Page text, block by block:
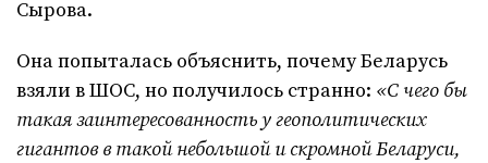
Сырова.
Она попыталась объяснить, почему Беларусь
взяли в ШОС, но получилось странно: «С чего бы
такая заинтересованность у геополитических
гигантов в такой небольшой и скромной Беларуси,